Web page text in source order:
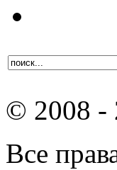
© 2008 -
Все